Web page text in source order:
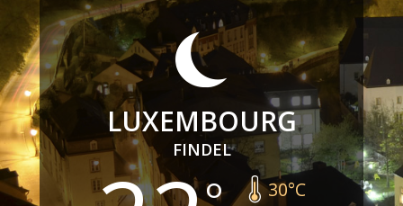
LUXEMBOURG
FINDEL
30°C